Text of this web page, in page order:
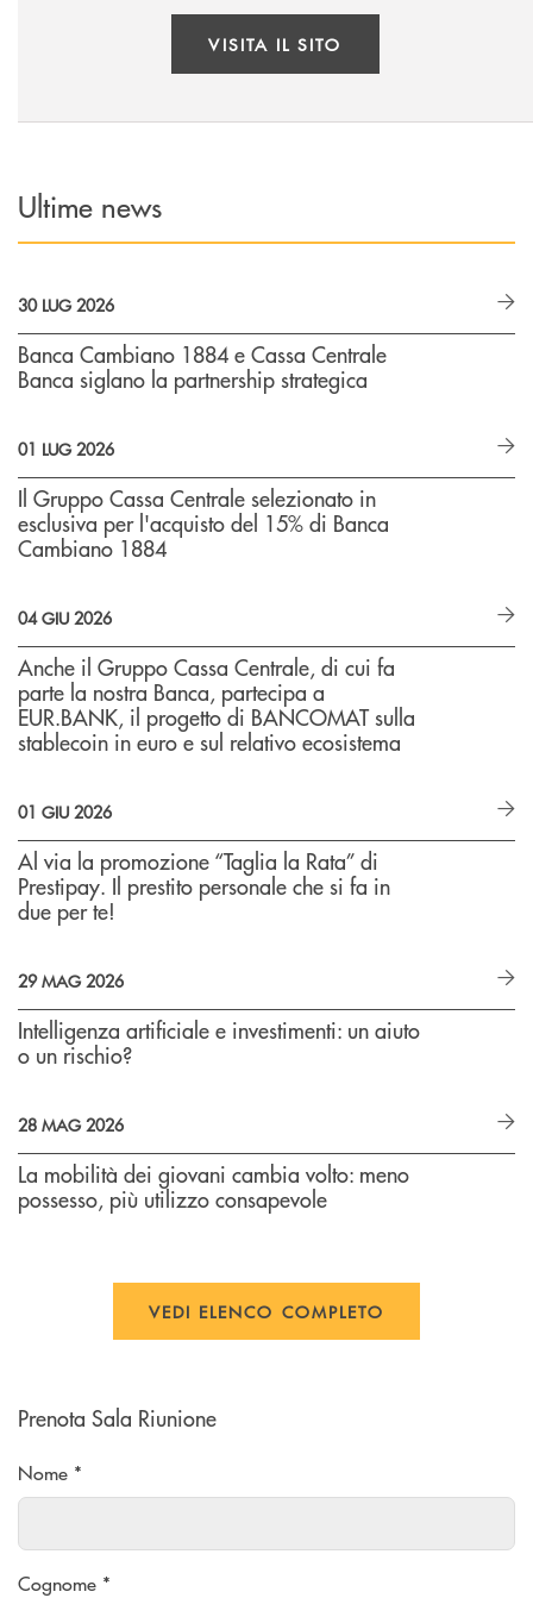
VISITA IL SITO
Ultime news
30 LUG 2026
Banca Cambiano 1884 e Cassa Centrale
Banca siglano la partnership strategica
01 LUG 2026
Il Gruppo Cassa Centrale selezionato in
esclusiva per l'acquisto del 15% di Banca
Cambiano 1884
04 GIU 2026
Anche il Gruppo Cassa Centrale, di cui fa
parte la nostra Banca, partecipa a
EUR.BANK, il progetto di BANCOMAT sulla
stablecoin in euro e sul relativo ecosistema
01 GIU 2026
Al via la promozione “Taglia la Rata” di
Prestipay. Il prestito personale che si fa in
due per te!
29 MAG 2026
Intelligenza artificiale e investimenti: un aiuto
o un rischio?
28 MAG 2026
La mobilità dei giovani cambia volto: meno
possesso, più utilizzo consapevole
VEDI ELENCO COMPLETO
Prenota Sala Riunione
Nome *
Cognome *